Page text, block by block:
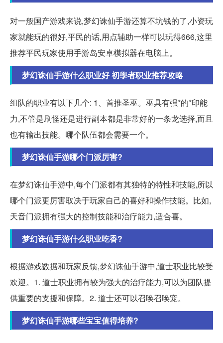
对一般国产游戏来说,梦幻诛仙手游还算不坑钱的了,小资玩
家就能玩的很好,平民的话,用点辅助一样可以玩得666,这里
推荐平民玩家使用手游岛安卓模拟器在电脑上。
梦幻诛仙手游什么职业好 初學者职业推荐攻略
组队的职业有以下几个: 1、首推圣巫。巫具有强*的*印能
力,不管是刷怪还是进行副本都是非常好的一条龙选择,而且
也有输出技能。哪个队伍都会需要一个。
梦幻诛仙手游哪个门派厉害?
在梦幻诛仙手游中,每个门派都有其独特的特性和技能,所以
哪个门派更厉害取决于玩家自己的喜好和操作技能。比如,
天音门派拥有强大的控制技能和治疗能力,适合喜。
梦幻诛仙手游什么职业吃香?
根据游戏数据和玩家反馈,梦幻诛仙手游中,道士职业比较受
欢迎。1. 道士职业拥有较为强大的治疗能力,可以为团队提
供重要的支援和保障。2. 道士还可以召唤召唤宠。
梦幻诛仙手游哪些宝宝值得培养?